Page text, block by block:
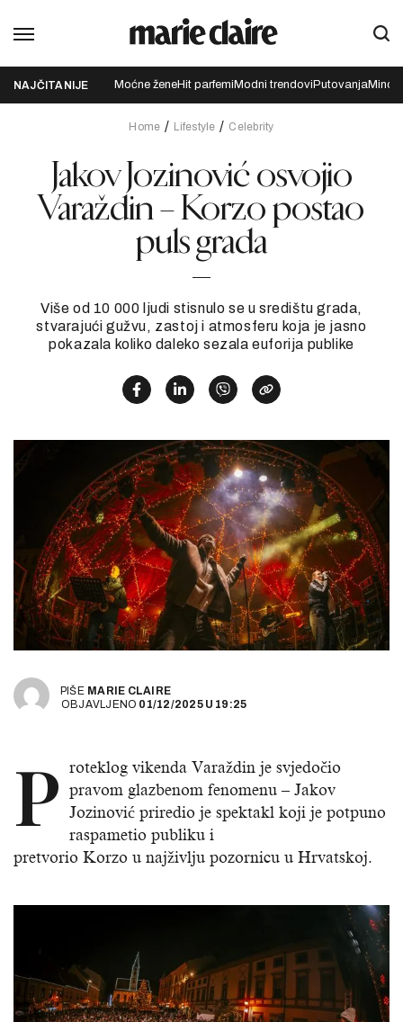
NAJČITANIJE Moćne ženeHit parfemi Modni trendovi Putovanja
Home Lifestyle Celebrity
Jakov Jozinović osvojio
Varaždin – Korzo postao
puls grada
Više od 10 000 ljudi stisnulo se u središtu grada,
stvarajući gužvu, zastoj i atmosferu koja je jasno
pokazala koliko daleko sezala euforija publike
PIŠE MARIE CLAIRE
OBJAVLJENO 01/12/2025 U 19:25
P roteklog vikenda Varaždin je svjedočio
pravom glazbenom fenomenu – Jakov
Jozinović priredio je spektakl koji je potpuno
raspametio publiku i
pretvorio Korzo u najživlju pozornicu u Hrvatskoj.